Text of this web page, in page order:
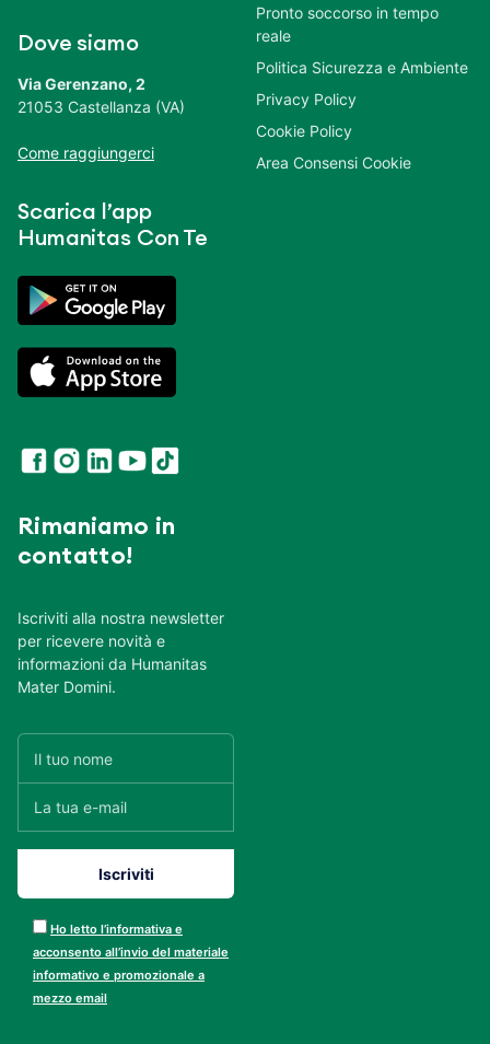
Dove siamo
Via Gerenzano, 2
21053 Castellanza (VA)
Come raggiungerci
Scarica l’app
Humanitas Con Te
Rimaniamo in
contatto!
Iscriviti alla nostra newsletter
per ricevere novità e
informazioni da Humanitas
Mater Domini.
Ho letto l’informativa e
acconsento all’invio del materiale
informativo e promozionale a
mezzo email
Pronto soccorso in tempo
reale
Politica Sicurezza e Ambiente
Privacy Policy
Cookie Policy
Area Consensi Cookie